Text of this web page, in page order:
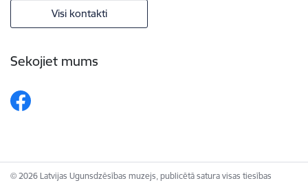
Visi kontakti
Sekojiet mums
© 2026 Latvijas Ugunsdzēsības muzejs, publicētā satura visas tiesības